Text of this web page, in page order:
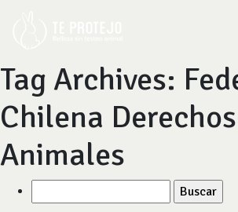
Tag Archives:
Chilena Derechos
Animales
por: